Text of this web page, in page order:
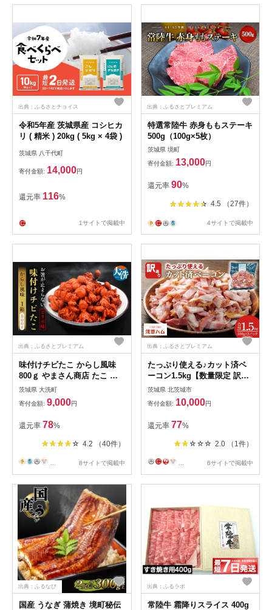
出典：ふるさとチョイス
令和5年産 茨城県産 コシヒカ
リ ( 精米 ) 20kg ( 5kg × 4袋 )
茨城県 八千代町
寄付金額: 14,000円
還元率 116%
1サイトで掲載中
出典：ふるさとプレミアム
特選常陸牛 赤身ももステーキ
500g（100g×5枚）
茨城県 境町
寄付金額: 13,000円
還元率 90%
4.5 （27件）
4サイトで掲載中
出典：ふるさとプレミアム
味付けチビたこ からし風味
800ｇ やまさん商店 たこ 蛸
ピリ辛 ちびだこ つまみ 珍味
茨城県 大洗町
寄付金額: 9,000円
還元率 78%
4.2 （40件）
8サイトで掲載中
出典：ふるさとプレミアム
たっぷり使える♪カット済ベ
ーコン1.5kg【数量限定 訳あ
り 手間いらず お徳用 便利 時
短調理 北茨城市 茨城県
10000円以内 1万円以内】
（AR011）
茨城県 北茨城市
寄付金額: 10,000円
還元率 77%
2.0 （1件）
6サイトで掲載中
出典：ふるなび
国産 うなぎ 蒲焼き 境町秘伝
出典：ふるラボ
常陸牛 霜降りスライス 400g